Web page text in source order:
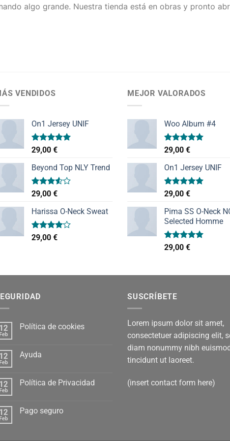
algo grande. Nuestra tienda está en obras y pronto
VENDIDOS
On1 Jersey UNIF
Valorado
con
de 5
29,00 €
Beyond Top NLY Trend
Valorado
con
3.50de
5
29,00 €
Harissa O-Neck Sweat
Valorado
con
29,00 €
MEJOR VALORADOS
Woo Album #4
Valorado
con
de 5
29,00 €
On1 Jersey UNIF
Valorado
con
de 5
29,00 €
Pima SS O-Neck
Selected Homme
Valorado
con
29,00 €
12
Feb
Política de cookies
12
Feb
Ayuda
12
Feb
Política de Privacidad
12
Feb
Pago seguro
SUSCRÍBETE
Lorem ipsum dolor sit amet,
consectetuer adipiscing elit,
diam nonummy nibh euismod
tincidunt ut laoreet.
(insert contact form here)